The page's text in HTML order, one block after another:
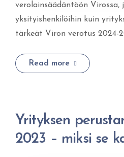
verolainsäädäntöön
yksityishenkilöihin kuin
tärkeät Viron verotus 2024-
Read more
Yrityksen
2023 – miksi se